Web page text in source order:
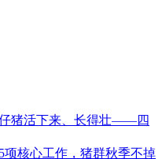
猪活下来、长得壮——四
核心工作，猪群秋季不掉